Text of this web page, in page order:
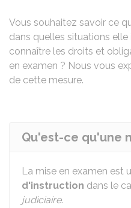
Vous souhaitez savoir ce
dans quelles situations
connaître les droits et
en examen ? Nous vous
de cette mesure.
Qu'est-ce qu'une
La mise en examen est
d'instruction dans le
judiciaire.